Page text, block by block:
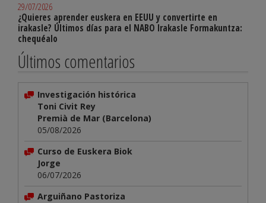
29/07/2026
¿Quieres aprender euskera en EEUU y convertirte en
irakasle? Últimos días para el NABO Irakasle Formakuntza:
chequéalo
Últimos comentarios
Investigación histórica
Toni Civit Rey
Premià de Mar (Barcelona)
05/08/2026
Curso de Euskera Biok
Jorge
06/07/2026
Arguiñano Pastoriza